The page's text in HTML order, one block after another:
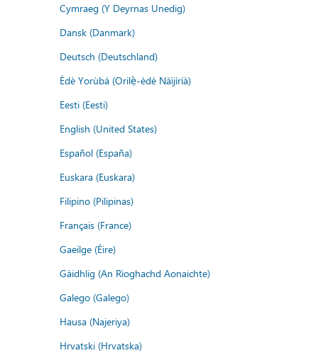
Cymraeg (Y Deyrnas Unedig)
Dansk (Danmark)
Deutsch (Deutschland)
Èdè Yorùbá (Orilẹ̀-èdè Nàìjíríà)
Eesti (Eesti)
English (United States)
Español (España)
Euskara (Euskara)
Filipino (Pilipinas)
Français (France)
Gaeilge (Éire)
Gàidhlig (An Rìoghachd Aonaichte)
Galego (Galego)
Hausa (Najeriya)
Hrvatski (Hrvatska)